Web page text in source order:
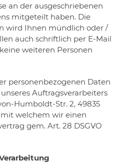
an der ausgeschriebenen
mitgeteilt haben. Die
wird Ihnen mündlich oder /
auch schriftlich per E-Mail
weiteren Personen
personenbezogenen Daten
Auftragsverarbeiters
Humboldt-Str. 2, 49835
welchem wir einen
gem. Art. 28 DSGVO